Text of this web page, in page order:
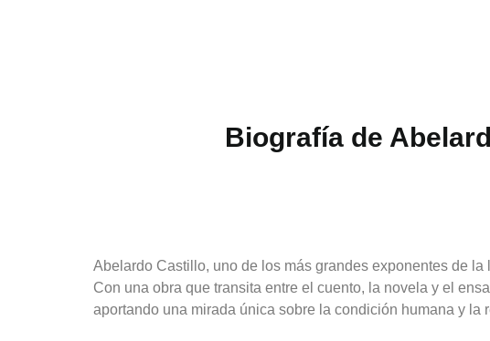
Biografía de
Abelardo Castillo, uno de los más grandes exponentes de
Con una obra que transita entre el cuento, la novela y el
aportando una mirada única sobre la condición humana y la